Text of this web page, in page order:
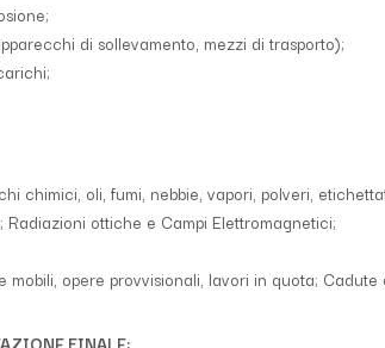
di sollevamento, mezzi di trasporto);
chimici, oli, fumi, nebbie, vapori, polveri,
Radiazioni ottiche e Campi Elettromagnetici;
opere provvisionali, lavori in quota; Cadute